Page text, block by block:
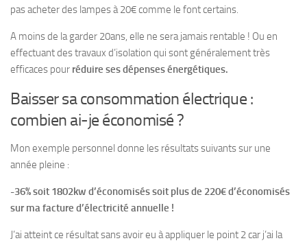
pas acheter des lampes à 20€ comme le font certains.
A moins de la garder 20ans, elle ne sera jamais rentable ! Ou en
effectuant des travaux d’isolation qui sont généralement très
efficaces pour réduire ses dépenses énergétiques.
Baisser sa consommation électrique :
combien ai-je économisé ?
Mon exemple personnel donne les résultats suivants sur une
année pleine :
-36% soit 1802kw d’économisés soit plus de 220€ d’économisés
sur ma facture d’électricité annuelle !
J’ai atteint ce résultat sans avoir eu à appliquer le point 2 car j’ai la